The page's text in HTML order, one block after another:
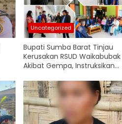
Uncategorized
Bupati Sumba Barat Tinjau
Kerusakan RSUD Waikabubak
Akibat Gempa, Instruksikan
Renovasi